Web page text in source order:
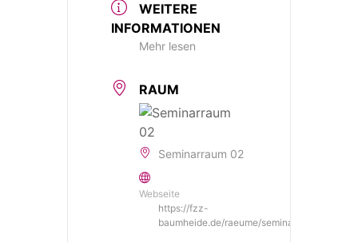
WEITERE
INFORMATIONEN
Mehr lesen
RAUM
Seminarraum 02
Webseite
https://fzz-
baumheide.de/raeume/seminar02/